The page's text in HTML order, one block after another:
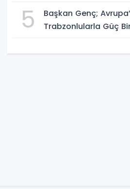
5
Başkan Genç;
Trabzonlularla Güç